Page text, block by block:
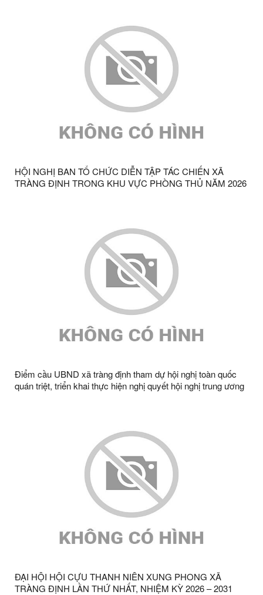
HỘI NGHỊ BAN TỔ CHỨC DIỄN TẬP TÁC CHIẾN XÃ
TRÀNG ĐỊNH TRONG KHU VỰC PHÒNG THỦ NĂM 2026
Điểm cầu UBND xã tràng định tham dự hội nghị toàn quốc
quán triệt, triển khai thực hiện nghị quyết hội nghị trung ương
ĐẠI HỘI HỘI CỰU THANH NIÊN XUNG PHONG XÃ
TRÀNG ĐỊNH LẦN THỨ NHẤT, NHIỆM KỲ 2026 – 2031